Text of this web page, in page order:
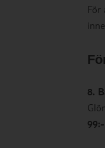
För
8.
99:-